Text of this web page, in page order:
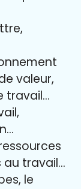
valeur,
travail…
au travail…
le